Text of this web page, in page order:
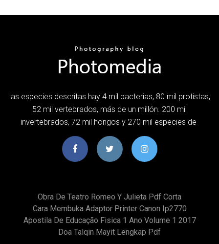
las especies descritas hay 4 mil bacterias, 80 mil protistas,
52 mil vertebrados, más de un millón. 200 mil
invertebrados, 72 mil hongos y 270 mil especies de
Obra De Teatro Romeo Y Julieta Pdf Corta
Cara Membuka Adaptor Printer Canon Ip2770
Apostila De Educação Fisica 1 Ano Volume 1 2017
Doa Talqin Mayit Lengkap Pdf